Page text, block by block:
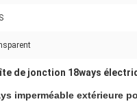
de jonction 18ways
imperméable extérieure